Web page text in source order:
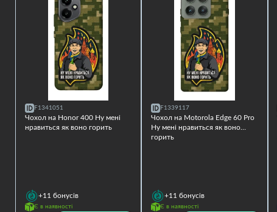
F1341051
Чохол на Honor 400 Ну мені
нравиться як воно горить
+11 бонусів
Є в наявності
F1339117
Чохол на Motorola Edge 60 Pro
Ну мені нравиться як воно
горить
+11 бонусів
Є в наявності